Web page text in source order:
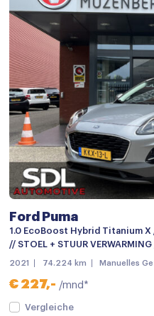
Stuurwiel
Achterbank in delen
Achterbank verstelbaar
Airco (automatisch)
Airco met elektronische
Armsteun
Armsteun achter
Armsteun voor
Bestuurdersstoel in
Binnenspiegel
Boordcomputer
Elektrische ramen achter
Ford Puma
1.0 EcoBoost Hybrid Titanium X
// STOEL + STUUR
2021 74.224 km Manuelles
€ 227,- /mnd*
Vergleiche